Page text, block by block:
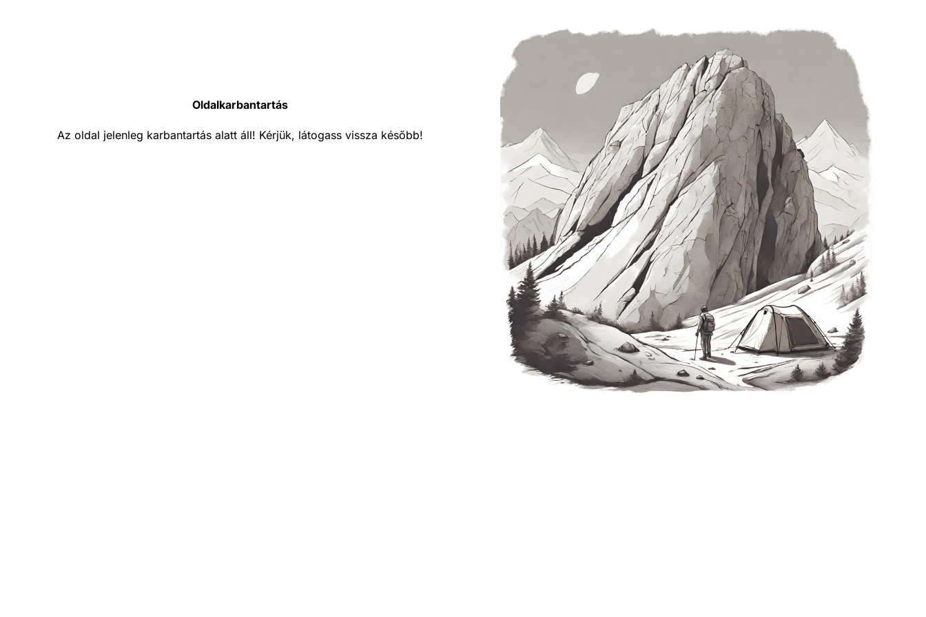
Oldalkarbantartás
Az oldal jelenleg karbantartás alatt áll! Kérjük, látogass vissza később!